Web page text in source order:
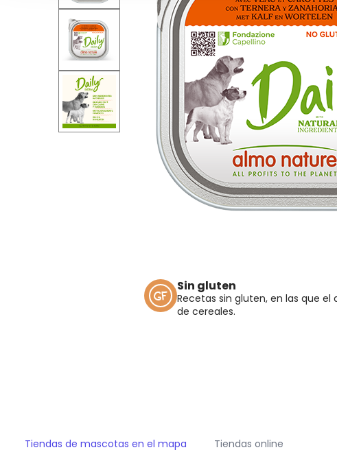
Sin gluten
Recetas sin gluten, en las que
de cereales.
Tiendas de mascotas en el mapa Tiendas online